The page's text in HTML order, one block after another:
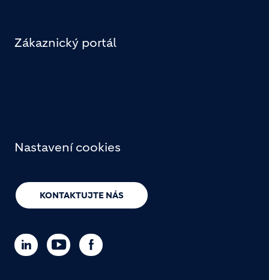
KONTAKTUJTE NÁS
Zákaznický portál
Nastavení cookies